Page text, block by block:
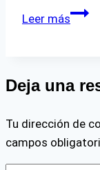
Leer másUn
Fiesta
de
Fin
Deja una
Tu dirección de
campos